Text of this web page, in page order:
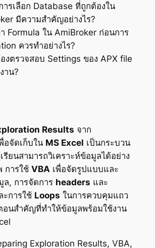
รเลือก Database ที่ถูกต้องใน
มีความสำคัญอย่างไร?
Formula ใน AmiBroker ก่อนการ
ควรทำอย่างไร?
งตรวจสอบ Settings ของ APX file
าน?
Results จาก
อจัดเก็บใน MS Excel เป็นกระบวน
รียนสามารถวิเคราะห์ข้อมูลได้อย่าง
การใช้ VBAเพื่อจัดรูปแบบและ
ล, การจัดการ headers และ
ะการใช้ Loops ในการควบคุมแถว
นสำคัญที่ทำให้ข้อมูลพร้อมใช้งาน
Exploration Results, VBA,